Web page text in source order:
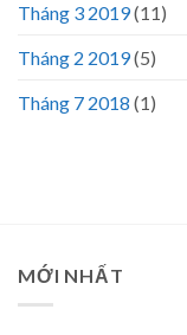
Tháng 3 2019(11)
Tháng 2 2019(5)
Tháng 7 2018 (1)
MỚI NHẤT